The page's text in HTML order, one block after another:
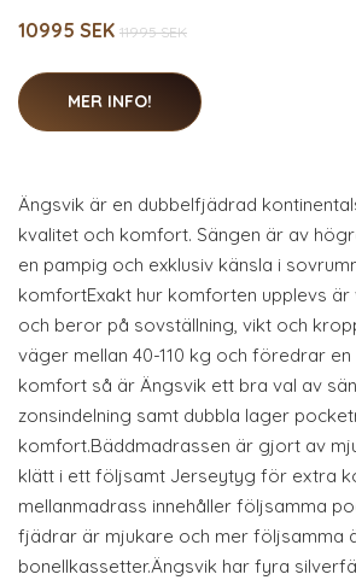
10995 SEK 11995 SEK
MER INFO!
Ängsvik är en dubbelfjädrad
kvalitet och komfort. Sängen är av
en pampig och exklusiv känsla i
komfortExakt hur komforten upplevs är
och beror på sovställning, vikt och
väger mellan 40-110 kg och föredrar en
komfort så är Ängsvik ett bra val av
zonsindelning samt dubbla lager
komfort.Bäddmadrassen är gjort av
klätt i ett följsamt Jerseytyg för extra
mellanmadrass innehåller följsamma
fjädrar är mjukare och mer följsamma
bonellkassetter.Ängsvik har fyra